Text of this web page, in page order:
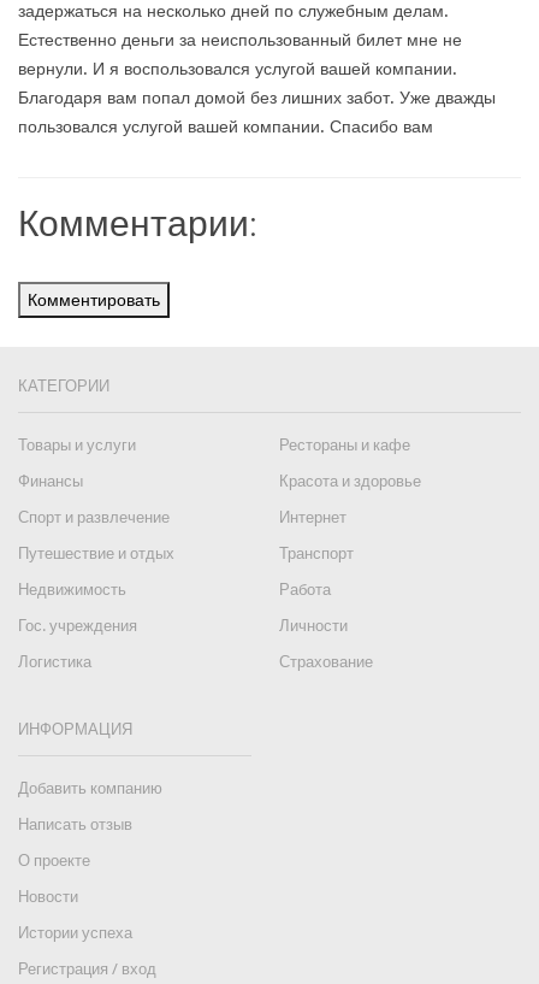
задержаться на несколько дней по служебным делам.
Естественно деньги за неиспользованный билет мне не
вернули. И я воспользовался услугой вашей компании.
Благодаря вам попал домой без лишних забот. Уже дважды
пользовался услугой вашей компании. Спасибо вам
Комментарии:
Комментировать
КАТЕГОРИИ
Товары и услуги
Рестораны и кафе
Финансы
Красота и здоровье
Спорт и развлечение
Интернет
Путешествие и отдых
Транспорт
Недвижимость
Работа
Гос. учреждения
Личности
Логистика
Страхование
ИНФОРМАЦИЯ
Добавить компанию
Написать отзыв
О проекте
Новости
Истории успеха
Регистрация / вход